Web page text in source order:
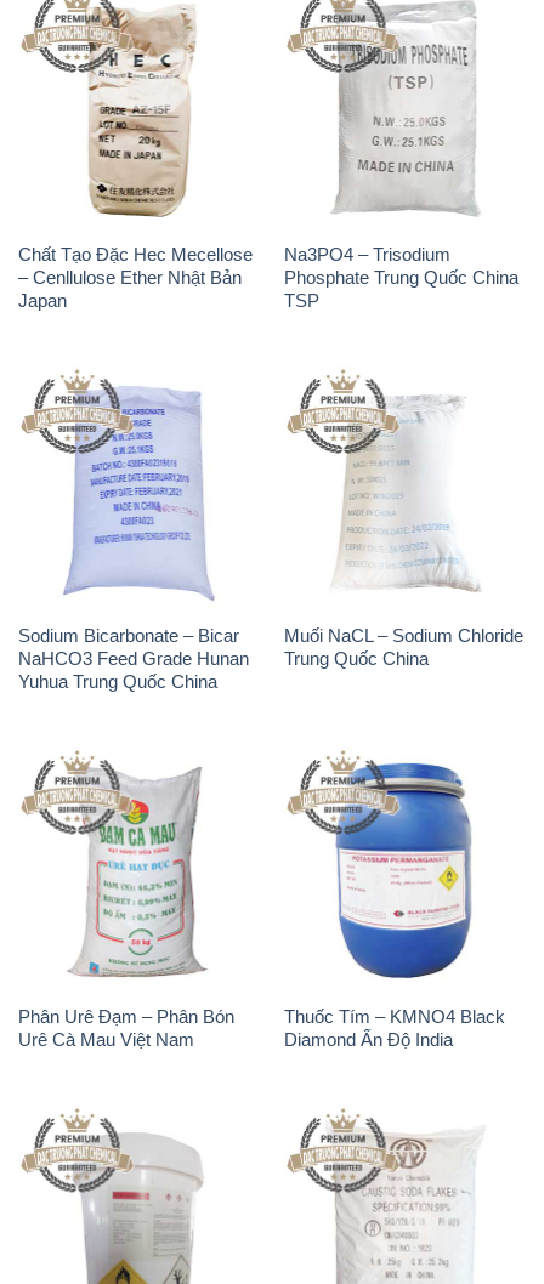
Chất Tạo Đặc Hec Mecellose
– Cenllulose Ether Nhật Bản
Na3PO4 – Trisodium
Phosphate Trung Quốc China
Sodium Bicarbonate – Bicar
NaHCO3 Feed Grade Hunan
Yuhua Trung Quốc China
Muối NaCL – Sodium Chloride
Trung Quốc China
Phân Urê Đạm – Phân Bón
Urê Cà Mau Việt Nam
Thuốc Tím – KMNO4 Black
Diamond Ấn Độ India
TCCA – Acid
Trichloroisocyanuric Dạng Bột
Thùng 20kg Trung Quốc
Xút Vảy – NaOH Vảy 98%
Tianye Trung Quốc China